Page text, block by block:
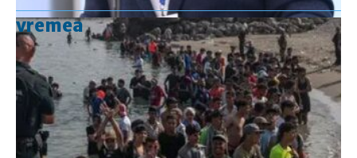
vremea